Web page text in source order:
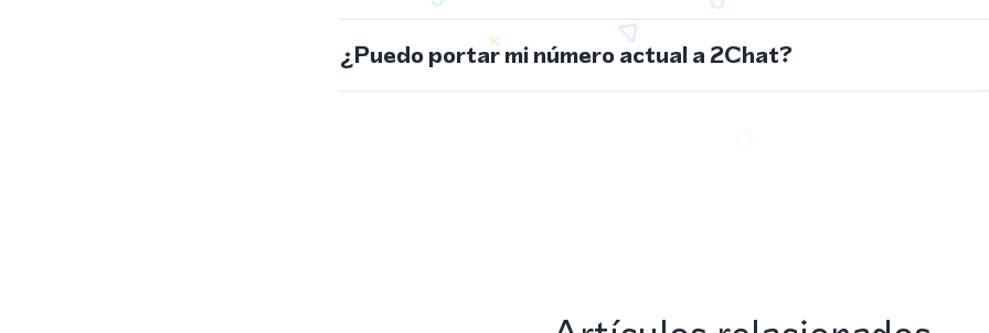
¿Puedo portar mi número actual a 2Chat?